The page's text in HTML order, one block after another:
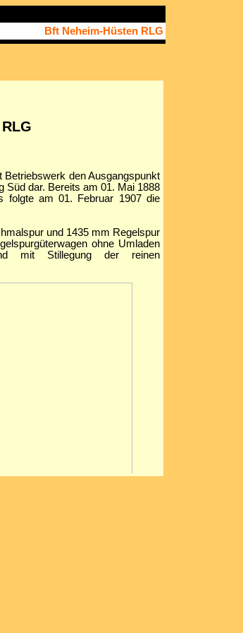
Bft Neheim-Hüsten RLG
Betriebswerk den Ausgangspunkt
Süd dar. Bereits am 01. Mai 1888
folgte am 01. Februar 1907 die
und 1435 mm Regelspur
ohne Umladen
mit Stillegung der reinen